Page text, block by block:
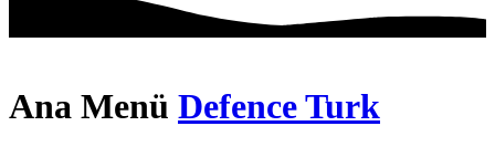
Ana Menü Defence Turk